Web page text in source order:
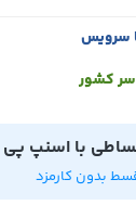
کشور
با اسنپ پی
بدون کارمزد